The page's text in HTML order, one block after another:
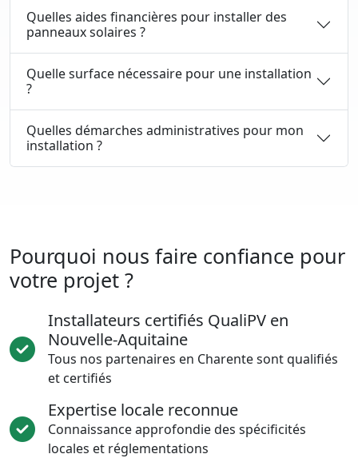
Quelles aides financières pour installer des
panneaux solaires ?
Quelle surface nécessaire pour une installation
?
Quelles démarches administratives pour mon
installation ?
Pourquoi nous faire confiance pour
votre projet ?
Installateurs certifiés QualiPV en
Nouvelle-Aquitaine
Tous nos partenaires en Charente sont qualifiés
et certifiés
Expertise locale reconnue
Connaissance approfondie des spécificités
locales et réglementations